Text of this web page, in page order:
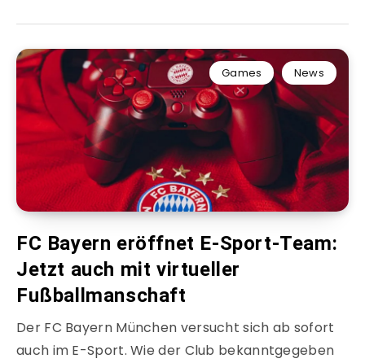
Games News
FC Bayern eröffnet E-Sport-Team:
Jetzt auch mit virtueller
Fußballmanschaft
Der FC Bayern München versucht sich ab sofort
auch im E-Sport. Wie der Club bekanntgegeben